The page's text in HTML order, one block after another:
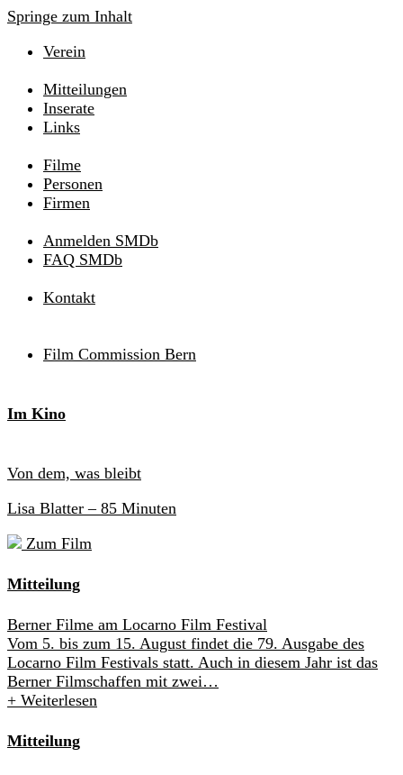
Springe zum Inhalt
Verein
Mitteilungen
Inserate
Links
Filme
Personen
Firmen
Anmelden SMDb
FAQ SMDb
Kontakt
Film Commission Bern
Im Kino
Von dem, was bleibt
Lisa Blatter – 85 Minuten
Zum Film
Mitteilung
Berner Filme am Locarno Film Festival
Vom 5. bis zum 15. August findet die 79. Ausgabe des
Locarno Film Festivals statt. Auch in diesem Jahr ist das
Berner Filmschaffen mit zwei…
+ Weiterlesen
Mitteilung